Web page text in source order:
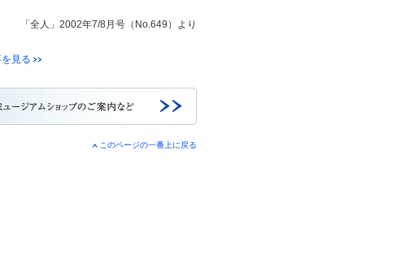
「全人」2002年7/8月号（No.649）より
見る
このページの一番上に戻る